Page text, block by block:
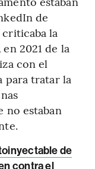
de
la
2021 de la
con el
para tratar la
no estaban
de
contra el